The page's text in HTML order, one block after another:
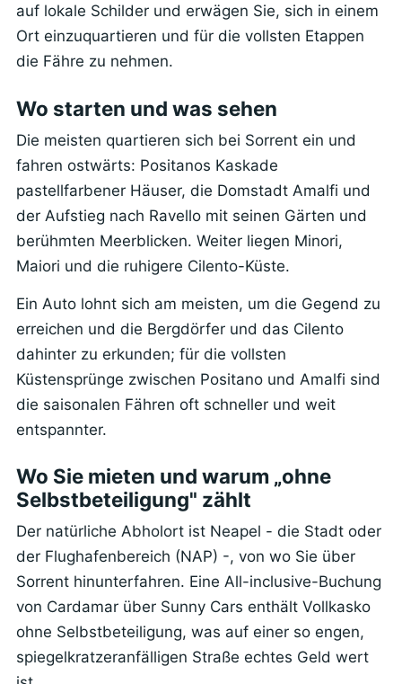
auf lokale Schilder und erwägen Sie, sich in einem
Ort einzuquartieren und für die vollsten Etappen
die Fähre zu nehmen.
Wo starten und was sehen
Die meisten quartieren sich bei Sorrent ein und
fahren ostwärts: Positanos Kaskade
pastellfarbener Häuser, die Domstadt Amalfi und
der Aufstieg nach Ravello mit seinen Gärten und
berühmten Meerblicken. Weiter liegen Minori,
Maiori und die ruhigere Cilento-Küste.
Ein Auto lohnt sich am meisten, um die Gegend zu
erreichen und die Bergdörfer und das Cilento
dahinter zu erkunden; für die vollsten
Küstensprünge zwischen Positano und Amalfi sind
die saisonalen Fähren oft schneller und weit
entspannter.
Wo Sie mieten und warum „ohne
Selbstbeteiligung" zählt
Der natürliche Abholort ist Neapel - die Stadt oder
der Flughafenbereich (NAP) -, von wo Sie über
Sorrent hinunterfahren. Eine All-inclusive-Buchung
von Cardamar über Sunny Cars enthält Vollkasko
ohne Selbstbeteiligung, was auf einer so engen,
spiegelkratzeranfälligen Straße echtes Geld wert